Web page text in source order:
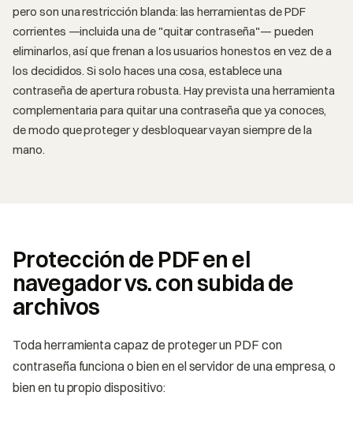
pero son una restricción blanda: las herramientas de PDF
corrientes —incluida una de "quitar contraseña"— pueden
eliminarlos, así que frenan a los usuarios honestos en vez de a
los decididos. Si solo haces una cosa, establece una
contraseña de apertura robusta. Hay prevista una herramienta
complementaria para quitar una contraseña que ya conoces,
de modo que proteger y desbloquear vayan siempre de la
mano.
Protección de PDF en el
navegador vs. con subida de
archivos
Toda herramienta capaz de proteger un PDF con
contraseña funciona o bien en el servidor de una empresa, o
bien en tu propio dispositivo: